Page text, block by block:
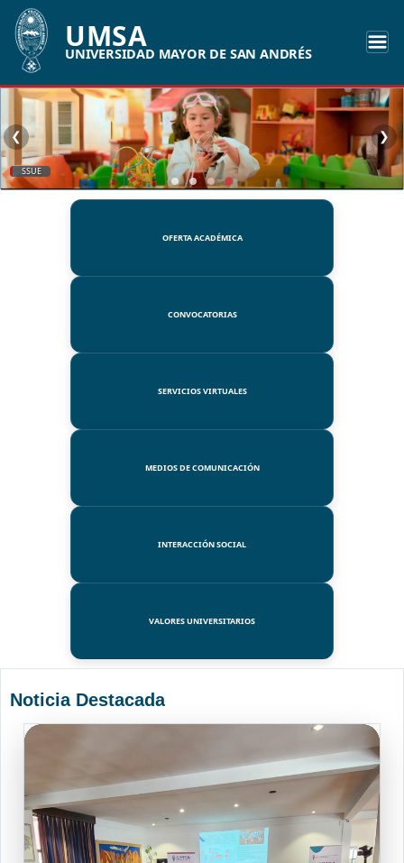
UMSA
UNIVERSIDAD MAYOR DE SAN ANDRÉS
SSUE
❮ ❯
OFERTA ACADÉMICA
CONVOCATORIAS
SERVICIOS VIRTUALES
MEDIOS DE COMUNICACIÓN
INTERACCIÓN SOCIAL
VALORES UNIVERSITARIOS
Noticia Destacada